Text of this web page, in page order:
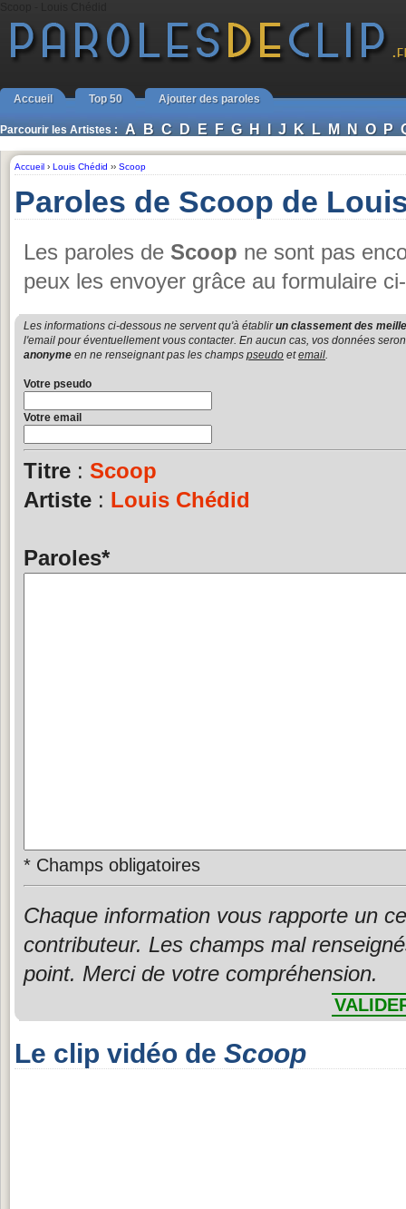
Accueil Top 50 Ajouter des paroles
Parcourir les Artistes : A B C D E F G H I J K L M N O P
Accueil › Louis Chédid ›› Scoop
Paroles de Scoop de
Les paroles de Scoop ne sont pas
peux les envoyer grâce au formulaire
Les informations ci-dessous ne servent qu'à établirun classement des
l'email pour éventuellement vous contacter. En aucun cas, vos données
anonyme en ne renseignant pas les champs pseudo etemail.
Votre pseudo
Votre email
Titre : Scoop
Artiste : Louis Chédid
Paroles*
* Champs obligatoires
Chaque information vous rapporte un
contributeur. Les champs mal
point. Merci de votre compréhension.
Le clip vidéo de Scoop